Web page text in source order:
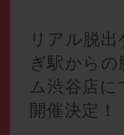
リアル脱
ぎ駅から
ム渋谷店
開催決定！